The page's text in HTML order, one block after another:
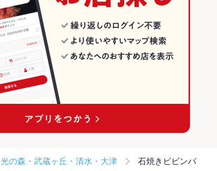
光の森・武蔵ヶ丘・清水・大津 石焼きビビンバ